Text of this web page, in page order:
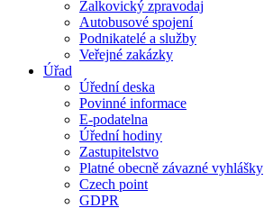
Žalkovický zpravodaj
Autobusové spojení
Podnikatelé a služby
Veřejné zakázky
Úřad
Úřední deska
Povinné informace
E-podatelna
Úřední hodiny
Zastupitelstvo
Platné obecně závazné vyhlášky
Czech point
GDPR